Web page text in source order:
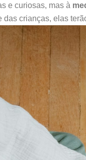
e curiosas, mas à
crianças, elas